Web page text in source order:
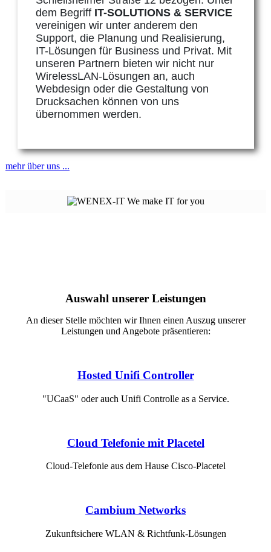
dem Begriff IT-SOLUTIONS & SERVICE
vereinigen wir unter anderem den
Support, die Planung und Realisierung,
IT-Lösungen für Business und Privat. Mit
unseren Partnern bieten wir nicht nur
WirelessLAN-Lösungen an, auch
Webdesign oder die Gestaltung von
Drucksachen können von uns
übernommen werden.
mehr über uns ...
Auswahl unserer Leistungen
An dieser Stelle möchten wir Ihnen einen Auszug unserer
Leistungen und Angebote präsentieren:
Hosted Unifi Controller
"UCaaS" oder auch Unifi Controlle as a Service.
Cloud Telefonie mit Placetel
Cloud-Telefonie aus dem Hause Cisco-Placetel
Cambium Networks
Zukunftsichere WLAN & Richtfunk-Lösungen